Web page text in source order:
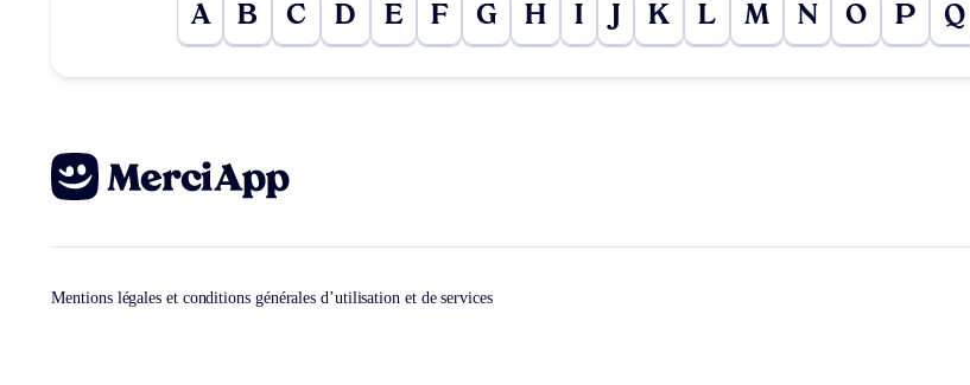
A B C D E F G H I K L M N O P Q
Mentions légales et conditions générales d’utilisation et de services